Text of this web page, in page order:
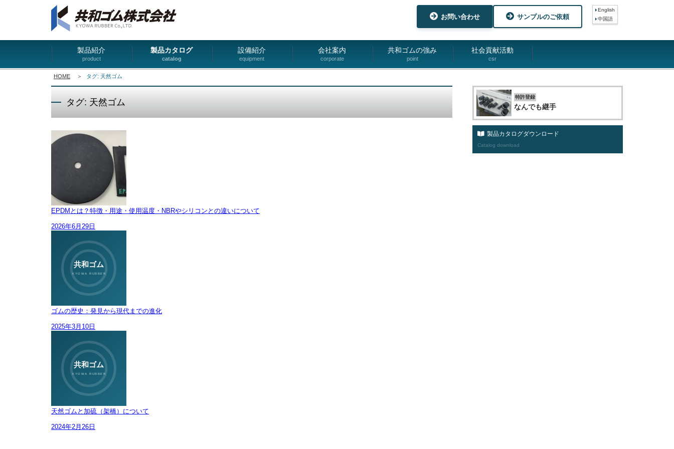
お問い合わせ サンプルのご依頼
English
中国語
製品紹介
product
製品カタログ
catalog
設備紹介
equipment
会社案内
corporate
共和ゴムの強み
point
社会貢献活動
csr
HOME ＞ タグ: 天然ゴム
タグ: 天然ゴム
EPDMとは？特徴・用途・使用温度・NBRやシリコンとの違いについて
2026年6月29日
ゴムの歴史：発見から現代までの進化
2025年3月10日
天然ゴムと加硫（架橋）について
2024年2月26日
特許登録
なんでも継手
製品カタログダウンロード
Catalog download